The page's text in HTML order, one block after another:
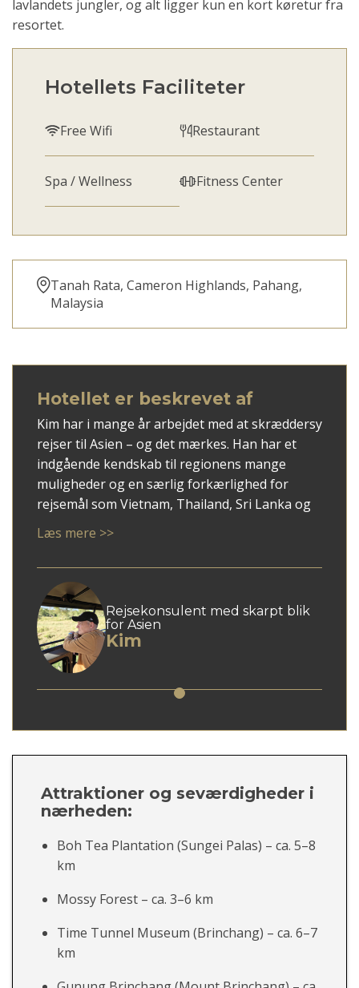
lavlandets jungler, og alt ligger kun en kort køretur fra
resortet.
Hotellets Faciliteter
Free Wifi Restaurant
Spa / Wellness Fitness Center
Tanah Rata, Cameron Highlands, Pahang,
Malaysia
Hotellet er beskrevet af
Kim har i mange år arbejdet med at skræddersy
rejser til Asien – og det mærkes. Han har et
indgående kendskab til regionens mange
muligheder og en særlig forkærlighed for
rejsemål som Vietnam, Thailand, Sri Lanka og
ikke mindst Japan.
tilgang, hvor dine ønsker mødes med faglig
indsigt og overblik. Han er god til at spotte,
hvad der giver mening for netop dig – uanset
om du søger autentiske oplevelser, høj
komfort eller en blanding af begge dele.
Læs mere >>
Rejsekonsulent med skarpt blik
for Asien
Kim
Attraktioner og seværdigheder i
nærheden:
Boh Tea Plantation (Sungei Palas) – ca. 5–8
km
Mossy Forest – ca. 3–6 km
Time Tunnel Museum (Brinchang) – ca. 6–7
km